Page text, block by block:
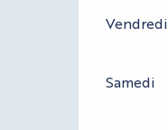
Vendredi
Samedi